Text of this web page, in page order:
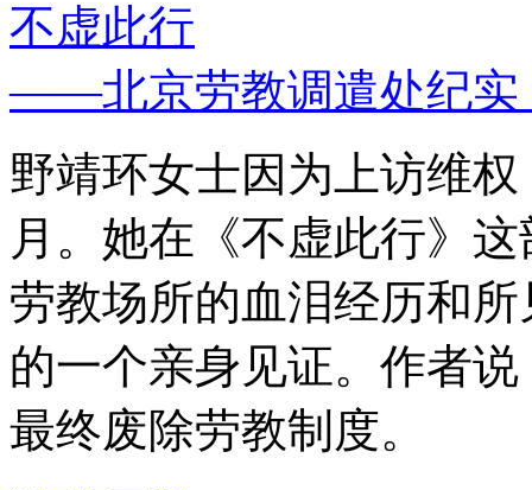
不虚此行
——北京劳教调遣处纪实
野靖环女士因为上访维
月。她在《不虚此行》
劳教场所的血泪经历和
的一个亲身见证。作者
最终废除劳教制度。